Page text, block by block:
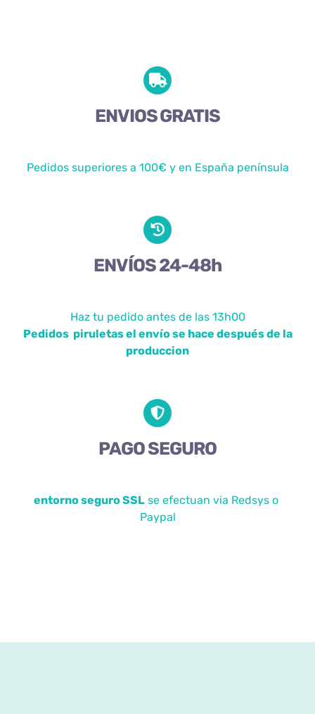
ENVIOS GRATIS
Pedidos superiores a 100€ y en España península
ENVÍOS 24-48h
Haz tu pedido antes de las 13h00
Pedidos piruletas el envío se hace después de la
produccion
PAGO SEGURO
entorno seguro SSL se efectuan via Redsys o
Paypal